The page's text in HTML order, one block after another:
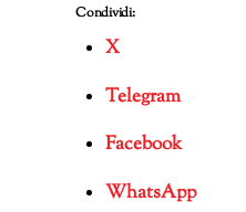
Condividi:
X
Telegram
Facebook
WhatsApp